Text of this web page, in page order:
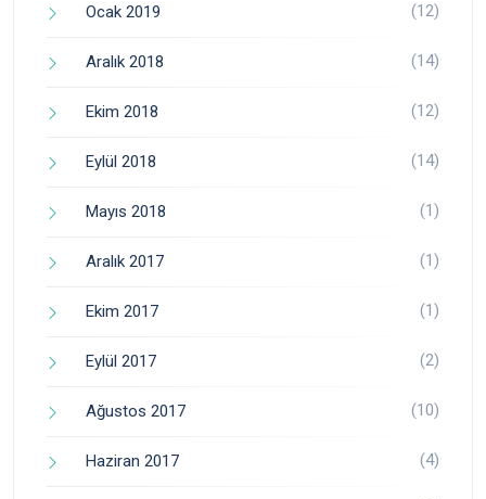
Ocak 2019 (12)
Aralık 2018 (14)
Ekim 2018 (12)
Eylül 2018 (14)
Mayıs 2018 (1)
Aralık 2017 (1)
Ekim 2017 (1)
Eylül 2017 (2)
Ağustos 2017 (10)
Haziran 2017 (4)